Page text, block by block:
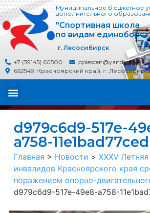
Муниципальное бюджетное
дополнительного
"Спортивная школа
по видам
г. Лесосибирск
+7 (39145) 60500
pplescen@yandex.ru
662549, Красноярский край, г.
d979c6d9-517e-
a758-11e1bad77ced
Главная > Новости > XXXV
инвалидов Красноярского края
поражением опорно-
d979c6d9-517e-49e8-a758-